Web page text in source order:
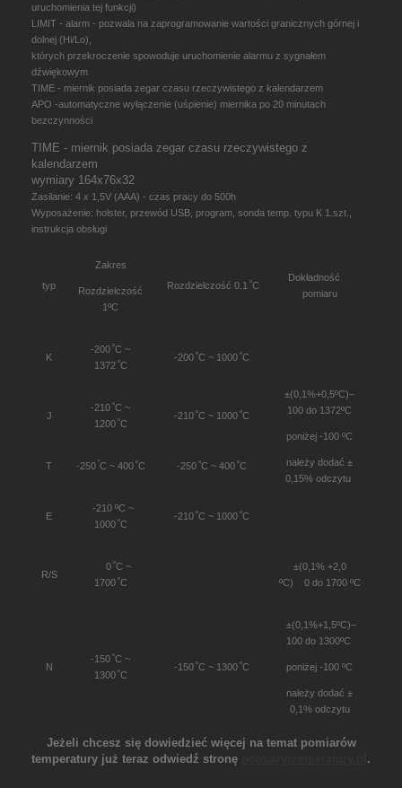
uruchomienia tej funkcji)
LIMIT - alarm - pozwala na zaprogramowanie wartości granicznych górnej i
dolnej (Hi/Lo),
których przekroczenie spowoduje uruchomienie alarmu z sygnałem
dźwiękowym
TIME - miernik posiada zegar czasu rzeczywistego z kalendarzem
APO -automatyczne wyłączenie (uśpienie) miernika po 20 minutach
bezczynności
TIME - miernik posiada zegar czasu rzeczywistego z
kalendarzem
wymiary 164x76x32
Zasilanie: 4 x 1,5V (AAA) - czas pracy do 500h
Wyposażenie: holster, przewód USB, program, sonda temp. typu K 1.szt.,
instrukcja obsługi
typ
Zakres
Rozdzielczość
1ºC
Rozdzielczość 0.1 ºC
Dokładność
pomiaru
K
-200 ºC ~
1372 ºC
-200 ºC ~ 1000 ºC
±(0,1%+0,5ºC)–
100 do 1372ºC
poniżej -100 ºC
należy dodać ±
0,15% odczytu
J
-210 ºC ~
1200ºC
-210 ºC ~ 1000 ºC
T -250 ºC ~ 400 ºC -250 ºC ~ 400 ºC
E
-210 ºC ~
1000 ºC
-210 ºC ~ 1000 ºC
R/S
0 ºC ~
1700 ºC
±(0,1% +2,0
ºC) 0 do 1700 ºC
N
-150 ºC ~
1300 ºC
-150 ºC ~ 1300 ºC
±(0,1%+1,5ºC)–
100 do 1300ºC
poniżej -100 ºC
należy dodać ±
0,1% odczytu
Jeżeli chcesz się dowiedzieć więcej na temat pomiarów
temperatury już teraz odwiedź stronę
.